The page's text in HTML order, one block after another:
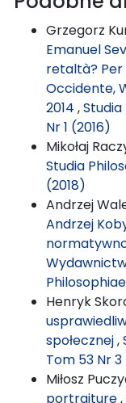
Grzegorz
Emanuel
retaltà?
Occidente,
2014 ,
Nr 1 (2016)
Mikołaj
Studia
(2018)
Andrzej
Andrzej
Henryk
społecznej,
Tom 53 Nr 3
Miłosz
portraiture,